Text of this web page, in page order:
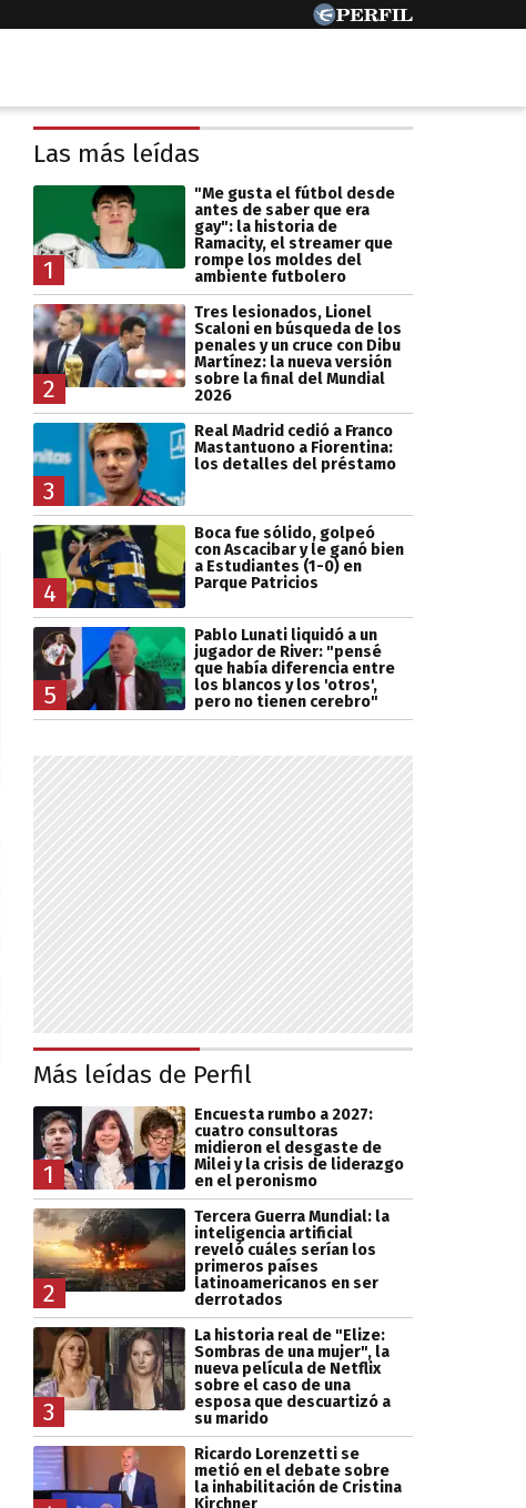
Las más leídas
1
"Me gusta el fútbol desde
antes de saber que era
gay": la historia de
Ramacity, el streamer que
rompe los moldes del
ambiente futbolero
2
Tres lesionados, Lionel
Scaloni en búsqueda de los
penales y un cruce con Dibu
Martínez: la nueva versión
sobre la final del Mundial
2026
3
Real Madrid cedió a Franco
Mastantuono a Fiorentina:
los detalles del préstamo
4
Boca fue sólido, golpeó
con Ascacibar y le ganó bien
a Estudiantes (1-0) en
Parque Patricios
5
Pablo Lunati liquidó a un
jugador de River: "pensé
que había diferencia entre
los blancos y los 'otros',
pero no tienen cerebro"
Más leídas de Perfil
1
Encuesta rumbo a 2027:
cuatro consultoras
midieron el desgaste de
Milei y la crisis de liderazgo
en el peronismo
2
Tercera Guerra Mundial: la
inteligencia artificial
reveló cuáles serían los
primeros países
latinoamericanos en ser
derrotados
3
La historia real de "Elize:
Sombras de una mujer", la
nueva película de Netflix
sobre el caso de una
esposa que descuartizó a
su marido
Ricardo Lorenzetti se
metió en el debate sobre
la inhabilitación de Cristina
Kirchner